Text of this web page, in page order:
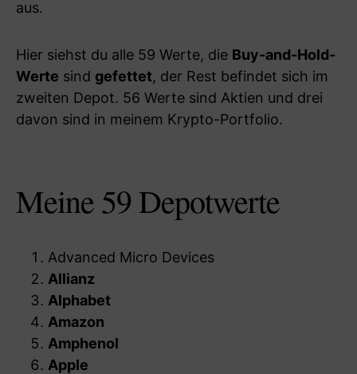
aus.
Hier siehst du alle 59 Werte, die Buy-and-Hold-
Werte sind gefettet, der Rest befindet sich im
zweiten Depot. 56 Werte sind Aktien und drei
davon sind in meinem Krypto-Portfolio.
Meine 59 Depotwerte
Advanced Micro Devices
Allianz
Alphabet
Amazon
Amphenol
Apple